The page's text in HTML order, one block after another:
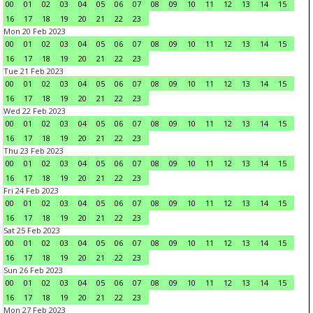
00 01 02 03 04 05 06 07 08 09 10 11 12 13 14
15
16
17 18 19 20 21 22
23
Mon 20 Feb 2023
00
01 02 03 04 05 06 07 08 09 10 11 12 13 14
15
16
17 18 19 20 21 22
23
Tue 21 Feb 2023
00
01 02 03 04 05 06 07 08 09 10 11 12 13 14
15
16
17 18 19 20 21 22
23
Wed 22 Feb 2023
00
01 02 03 04 05 06 07 08 09 10 11 12 13 14
15
16
17 18 19 20 21 22
23
Thu 23 Feb 2023
00
01 02 03 04 05 06 07 08 09 10 11 12 13 14
15
16
17 18 19 20 21 22
23
Fri 24 Feb 2023
00
01 02 03 04 05 06 07 08 09 10 11 12 13 14
15
16
17 18 19 20 21 22
23
Sat 25 Feb 2023
00
01 02 03 04 05 06 07 08 09 10 11 12 13 14
15
16
17 18 19 20 21 22
23
Sun 26 Feb 2023
00
01 02 03 04 05 06 07 08 09 10 11 12 13 14
15
16
17 18 19 20 21 22
23
Mon 27 Feb 2023